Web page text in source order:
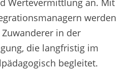
Wertevermittlung an. Mit
werden
in der
die langfristig im
begleitet.